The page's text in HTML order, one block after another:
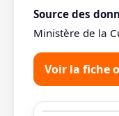
Source des
Ministère de la
Voir la fiche